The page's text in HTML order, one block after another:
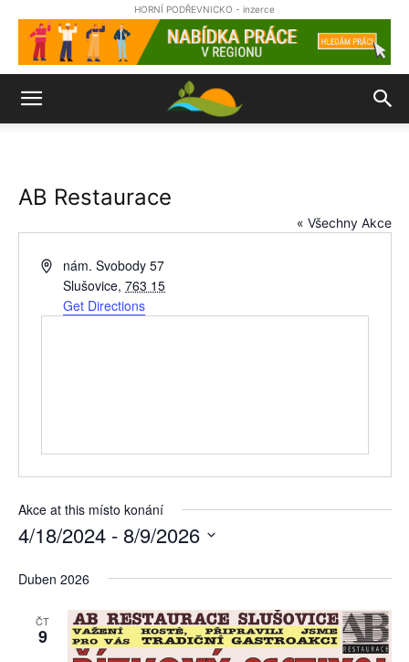
HORNÍ PODŘEVNICKO - inzerce
AB Restaurace
« Všechny Akce
Addressnám. Svobody 57
Slušovice, 763 15
Get Directions
Akce at this místo konání
4/18/2024 - 8/9/2026
datum.
Duben 2026
ČT
9